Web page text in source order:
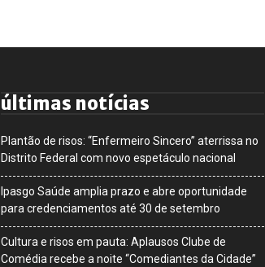
últimas notícias
Plantão de risos: “Enfermeiro Sincero” aterrissa no
Distrito Federal com novo espetáculo nacional
Ipasgo Saúde amplia prazo e abre oportunidade
para credenciamentos até 30 de setembro
Cultura e risos em pauta: Aplausos Clube de
Comédia recebe a noite “Comediantes da Cidade”